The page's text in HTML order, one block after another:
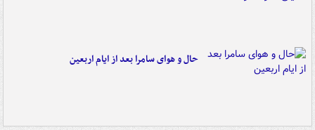
حال و هوای سامرا بعد از ایام اربعین